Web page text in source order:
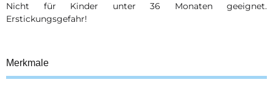
Nicht für Kinder unter 36 Monaten geeignet.
Erstickungsgefahr!
Merkmale